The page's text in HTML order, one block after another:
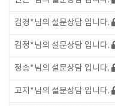
김경*님의 설문상담 입니다.
김정*님의 설문상담 입니다.
정송*님의 설문상담 입니다.
고지*님의 설문상담 입니다.